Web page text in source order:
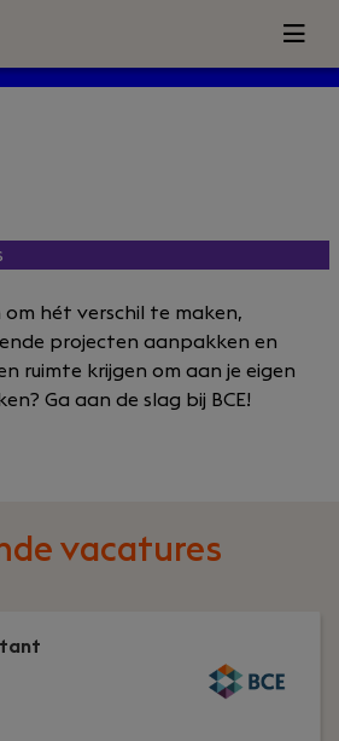
hét verschil te maken,
projecten aanpakken en
ruimte krijgen om aan je eigen
Ga aan de slag bij BCE!
vacatures